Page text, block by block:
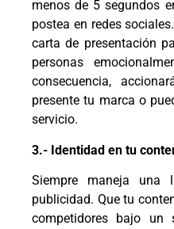
menos de 5 segundos
postea en redes
carta de presentación
personas
consecuencia,
presente tu marca o
servicio.
3.- Identidad en tu
Siempre maneja una
publicidad. Que tu
competidores bajo un